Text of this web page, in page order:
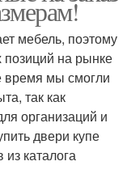
мебель, поэтому
на рынке
время мы смогли
так как
организаций и
двери купе
каталога